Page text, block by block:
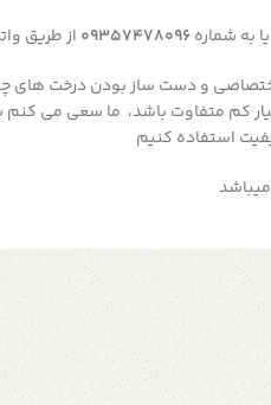
به شماره09357478096 از طریق
و دست ساز بودن درخت های
کم متفاوت باشد، ما سعی می کنم
استفاده کنیم